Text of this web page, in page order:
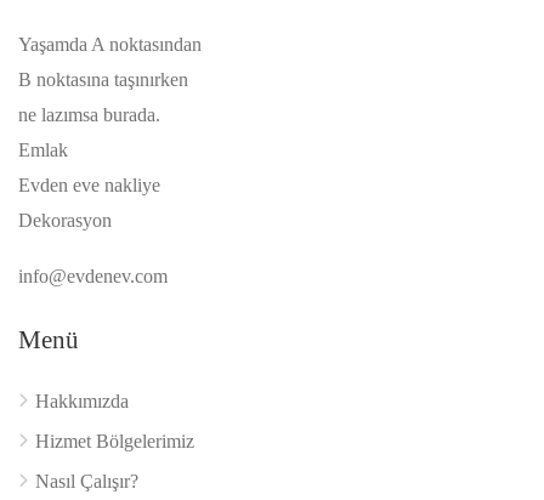
Yaşamda A noktasından
B noktasına taşınırken
ne lazımsa burada.
Emlak
Evden eve nakliye
Dekorasyon
info@evdenev.com
Menü
Hakkımızda
Hizmet Bölgelerimiz
Nasıl Çalışır?